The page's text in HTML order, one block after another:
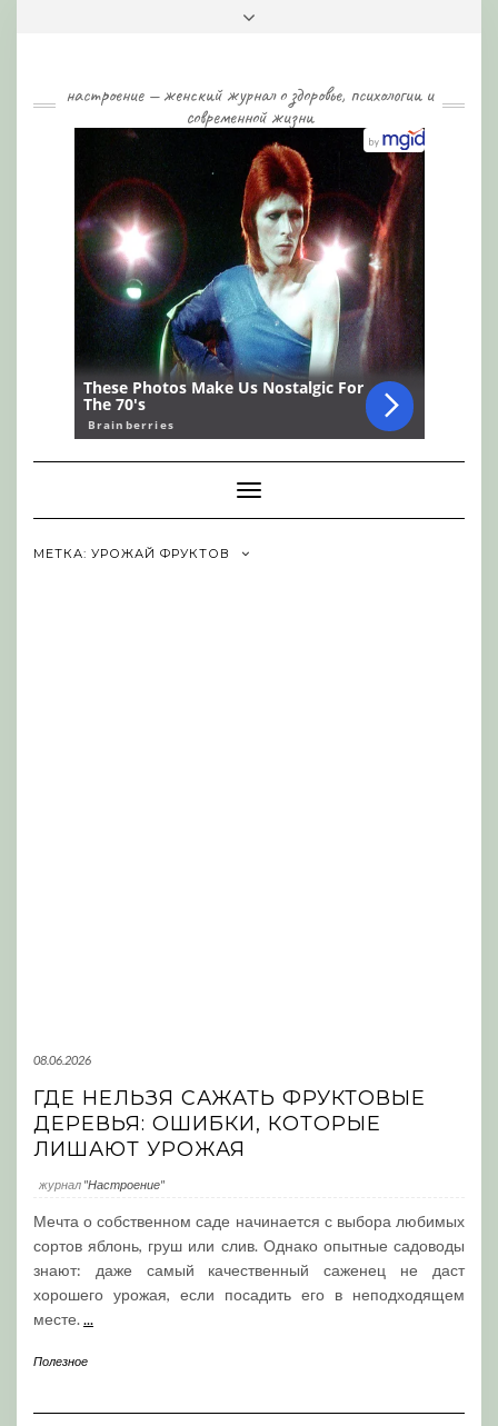
настроение — женский журнал о здоровье, психологии и
современной жизни
Toggle
Navigation
МЕТКА: УРОЖАЙ ФРУКТОВ
08.06.2026
ГДЕ НЕЛЬЗЯ САЖАТЬ ФРУКТОВЫЕ
ДЕРЕВЬЯ: ОШИБКИ, КОТОРЫЕ
ЛИШАЮТ УРОЖАЯ
журнал "Настроение"
Мечта о собственном саде начинается с выбора любимых
сортов яблонь, груш или слив. Однако опытные садоводы
знают: даже самый качественный саженец не даст
хорошего урожая, если посадить его в неподходящем
месте....
Полезное